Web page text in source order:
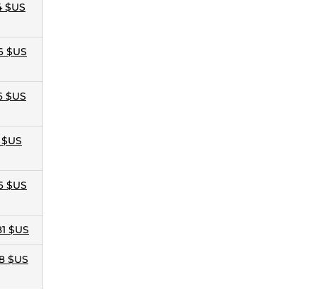
$US
$US
$US
$US
$US
$US
$US